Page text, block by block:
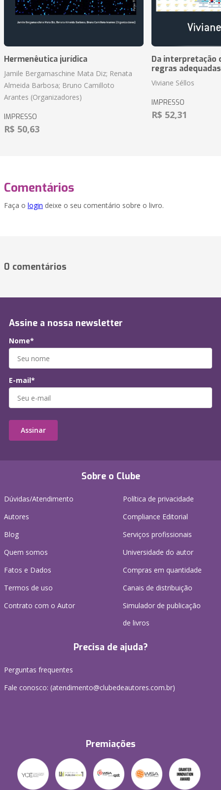
Hermenêutica jurídica
Jamile Bergamaschine Mata Diz; Renata
Almeida Barbosa; Bruno Camilloto
Arantes (Organizadores)
IMPRESSO
R$ 50,63
Da interpretação
regras
Viviane Séllos
IMPRESSO
R$ 52,31
Comentários
Faça o login deixe o seu comentário sobre o livro.
0 comentários
Sobre o Clube
Dúvidas/Atendimento
Autores
Blog
Quem somos
Fatos e Dados
Termos de uso
Contrato com o Autor
Política de privacidade
Compliance Editorial
Serviços profissionais
Universidade do autor
Compras em quantidade
Canais de distribuição
Simulador de publicação
de livros
Precisa de ajuda?
Perguntas frequentes
Fale conosco: (atendimento@clubedeautores.com.br)
Premiações
Assine a nossa newsletter
Nome*
E-mail*
Assinar